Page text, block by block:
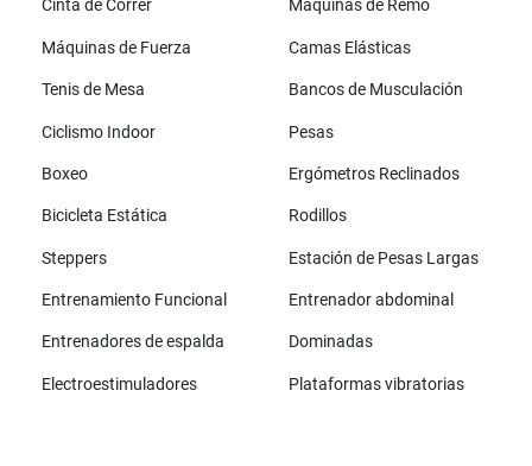
Cinta de Correr Máquinas de Remo
Máquinas de Fuerza Camas Elásticas
Tenis de Mesa Bancos de Musculación
Ciclismo Indoor Pesas
Boxeo Ergómetros Reclinados
Bicicleta Estática Rodillos
Steppers Estación de Pesas Largas
Entrenamiento Funcional Entrenador abdominal
Entrenadores de espalda Dominadas
Electroestimuladores Plataformas vibratorias